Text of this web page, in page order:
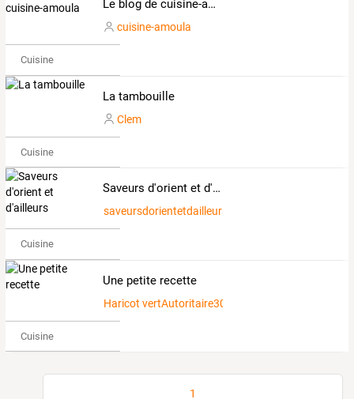
Le blog de cuisine-amoula
cuisine-amoula
Cuisine
La tambouille
Clem
Cuisine
Saveurs d'orient et d'ailleurs
saveursdorientetdailleurs
Cuisine
Une petite recette
Haricot vertAutoritaire3004721
Cuisine
1